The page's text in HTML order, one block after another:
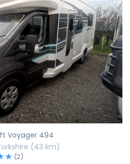
Voyager 494
(43 km)
(2)